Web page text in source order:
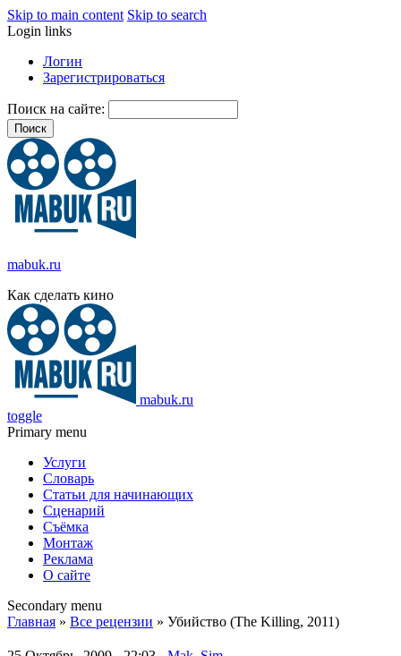
Skip to main content Skip to search
Login links
Логин
Зарегистрироваться
Поиск на сайте:
mabuk.ru
Как сделать кино
mabuk.ru
toggle
Primary menu
Услуги
Словарь
Статьи для начинающих
Сценарий
Съёмка
Монтаж
Реклама
О сайте
Secondary menu
Главная » Все рецензии » Убийство (The Killing, 2011)